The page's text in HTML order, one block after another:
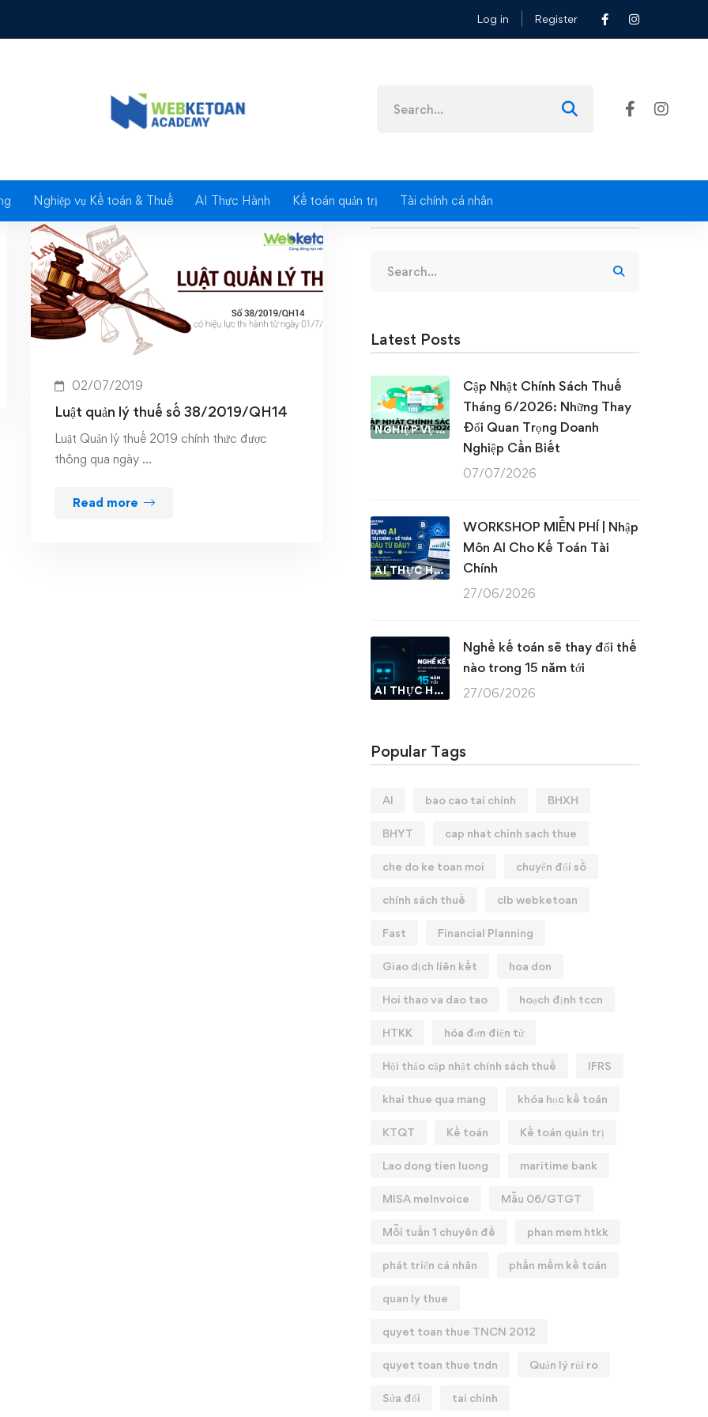
Log in Register
for:
Nghiệp vụ Kế toán & Thuế AI Thực Hành Kế toán quản trị Tài chính cá nhân
02/07/2019
Luật quản lý thuế số 38/2019/QH14
Luật Quản lý thuế 2019 chính thức được
thông qua ngày …
Read more
for:
Latest Posts
NGHIỆP VỤ KẾ TOÁN & THUẾ
Cập Nhật Chính Sách Thuế
Tháng 6/2026: Những Thay
Đổi Quan Trọng Doanh
Nghiệp Cần Biết
07/07/2026
AI THỰC HÀNH
WORKSHOP MIỄN PHÍ | Nhập
Môn AI Cho Kế Toán Tài
Chính
27/06/2026
AI THỰC HÀNH
Nghề kế toán sẽ thay đổi thế
nào trong 15 năm tới
27/06/2026
Popular Tags
AI bao cao tai chinh BHXH
BHYT cap nhat chinh sach thue
che do ke toan moi chuyển đổi số
chính sách thuế clb webketoan
Fast Financial Planning
Giao dịch liên kết hoa don
Hoi thao va dao tao hoạch định tccn
HTKK hóa đơn điện tử
Hội thảo cập nhật chính sách thuế IFRS
khai thue qua mang khóa học kế toán
KTQT Kế toán Kế toán quản trị
Lao dong tien luong maritime bank
MISA meInvoice Mẫu 06/GTGT
Mỗi tuần 1 chuyên đề phan mem htkk
phát triển cá nhân phần mềm kế toán
quan ly thue
quyet toan thue TNCN 2012
quyet toan thue tndn Quản lý rủi ro
Sửa đổi tai chinh